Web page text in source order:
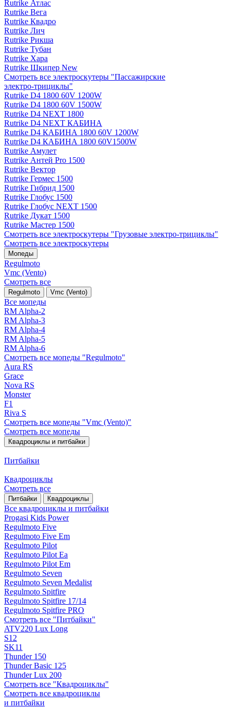
Rutrike Атлас
Rutrike Вега
Rutrike Квадро
Rutrike Лич
Rutrike Рикша
Rutrike Тубан
Rutrike Хара
Rutrike Шкипер New
Смотреть все электро­скутеры "Пассажирские
электро‑трициклы"
Rutrike D4 1800 60V 1200W
Rutrike D4 1800 60V 1500W
Rutrike D4 NEXT 1800
Rutrike D4 NEXT КАБИНА
Rutrike D4 КАБИНА 1800 60V 1200W
Rutrike D4 КАБИНА 1800 60V1500W
Rutrike Амулет
Rutrike Антей Pro 1500
Rutrike Вектор
Rutrike Гермес 1500
Rutrike Гибрид 1500
Rutrike Глобус 1500
Rutrike Глобус NEXT 1500
Rutrike Дукат 1500
Rutrike Мастер 1500
Смотреть все электро­скутеры "Грузовые электро‑трициклы"
Смотреть все электро­скутеры
Мопеды
Regulmoto
Vmc (Vento)
Смотреть все
Regulmoto Vmc (Vento)
Все мопеды
RM Alpha-2
RM Alpha-3
RM Alpha-4
RM Alpha-5
RM Alpha-6
Смотреть все мопеды "Regulmoto"
Aura RS
Grace
Nova RS
Monster
F1
Riva S
Смотреть все мопеды "Vmc (Vento)"
Смотреть все мопеды
Квадроциклы и питбайки
Питбайки
Квадроциклы
Смотреть все
Питбайки Квадроциклы
Все квадроциклы и питбайки
Progasi Kids Power
Regulmoto Five
Regulmoto Five Em
Regulmoto Pilot
Regulmoto Pilot Ea
Regulmoto Pilot Em
Regulmoto Seven
Regulmoto Seven Medalist
Regulmoto Spitfire
Regulmoto Spitfire 17/14
Regulmoto Spitfire PRO
Смотреть все "Питбайки"
ATV220 Lux Long
S12
SK11
Thunder 150
Thunder Basic 125
Thunder Lux 200
Смотреть все "Квадроциклы"
Смотреть все квадроциклы
и питбайки